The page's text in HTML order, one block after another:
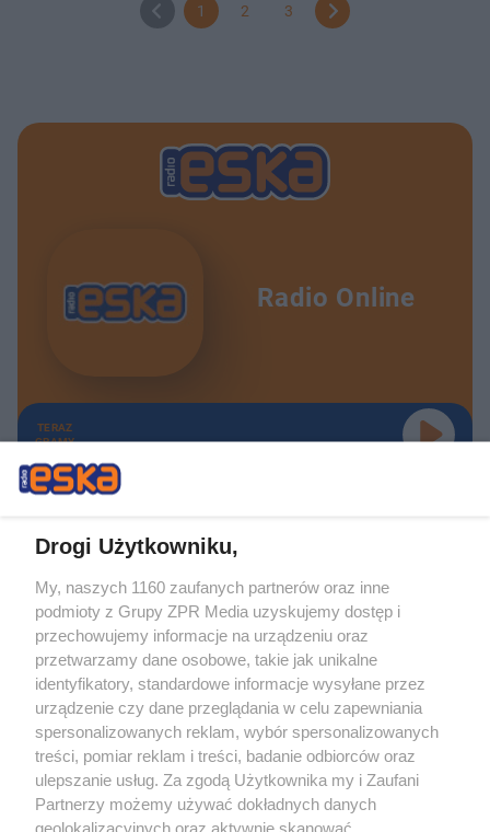
1 2 3
Radio Online
TERAZ
GRAMY
Żaden utwór zamieszczony w serwisie nie może być powielany i
rozpowszechniany lub dalej rozpowszechniany w jakikolwiek sposób (w
tym także elektroniczny lub mechaniczny) na jakimkolwiek polu
eksploatacji w jakiejkolwiek formie, włącznie z umieszczaniem w Internecie
bez pisemnej zgody właściciela praw. Jakiekolwiek użycie lub
wykorzystanie utworów w całości lub w części z naruszeniem prawa, tzn.
bez właściwej zgody, jest zabronione pod groźbą kary i może być ścigane
prawnie.
Drogi Użytkowniku,
My, naszych 1160 zaufanych partnerów oraz inne
podmioty z Grupy ZPR Media uzyskujemy dostęp i
przechowujemy informacje na urządzeniu oraz
przetwarzamy dane osobowe, takie jak unikalne
identyfikatory, standardowe informacje wysyłane przez
urządzenie czy dane przeglądania w celu zapewniania
spersonalizowanych reklam, wybór spersonalizowanych
treści, pomiar reklam i treści, badanie odbiorców oraz
ulepszanie usług. Za zgodą Użytkownika my i Zaufani
Partnerzy możemy używać dokładnych danych
geolokalizacyjnych oraz aktywnie skanować